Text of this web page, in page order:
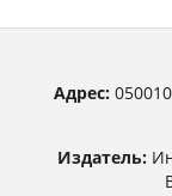
Адрес:
Издатель: